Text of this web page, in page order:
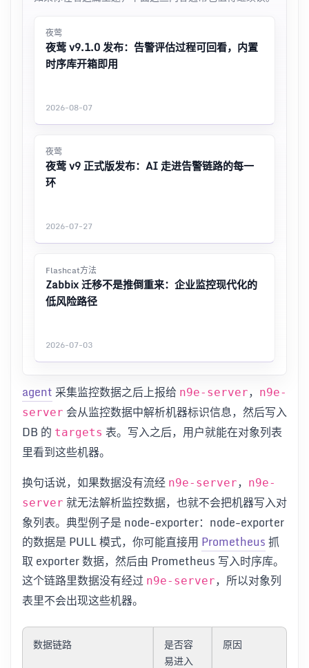
夜莺
夜莺 v9.1.0 发布：告警评估过程可回看，内置
时序库开箱即用
2026-08-07
夜莺
夜莺 v9 正式版发布：AI 走进告警链路的每一
环
2026-07-27
Flashcat方法
Zabbix 迁移不是推倒重来：企业监控现代化的
低风险路径
2026-07-03
agent采集监控数据之后上报给 n9e-server， n9e-
server 会从监控数据中解析机器标识信息，然后写入
DB 的 targets 表。写入之后，用户就能在对象列表
里看到这些机器。
换句话说，如果数据没有流经 n9e-server， n9e-
server 就无法解析监控数据，也就不会把机器写入对
象列表。典型例子是 node-exporter：node-exporter
的数据是 PULL 模式，你可能直接用 Prometheus抓
取 exporter 数据，然后由 Prometheus 写入时序库。
这个链路里数据没有经过 n9e-server，所以对象列
表里不会出现这些机器。
数据链路
是否容
易进入
原因